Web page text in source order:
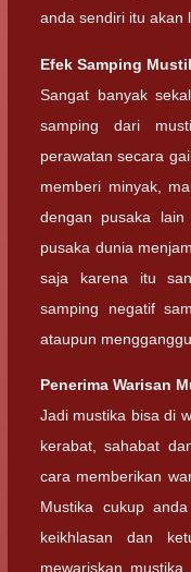
anda sendiri itu akan
Efek Samping
Sangat banyak
samping dari
perawatan secara
memberi minyak,
dengan pusaka
pusaka dunia
saja karena itu
samping negatif
ataupun
Penerima Warisan
Jadi mustika bisa di
kerabat, sahabat
cara memberikan
Mustika cukup
keikhlasan dan
mewariskan